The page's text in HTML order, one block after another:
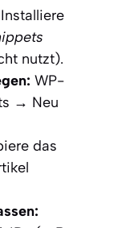
Installiere
nutzt).
WP-
→ Neu
das